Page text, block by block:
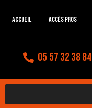
Accueil Accès Pros
05 57 32 38 84